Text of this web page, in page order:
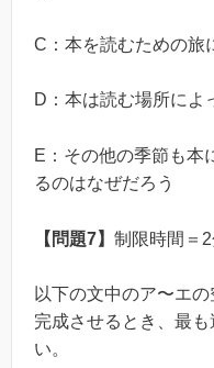
C：本を読むための旅
D：本は読む場所によ
E：その他の季節も本
るのはなぜだろう
【問題7】 制限時間＝
以下の文中のア〜エ
完成させるとき、最
い。